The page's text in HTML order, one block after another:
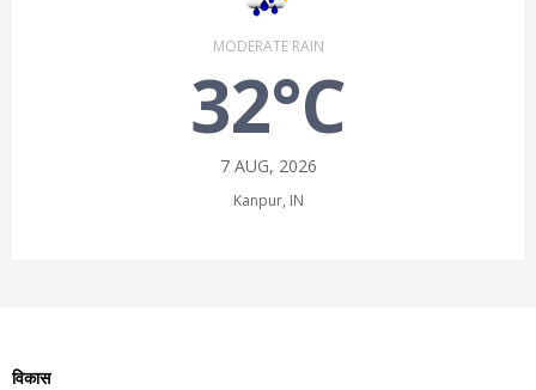
MODERATE RAIN
32°C
7 AUG, 2026
Kanpur, IN
विकास